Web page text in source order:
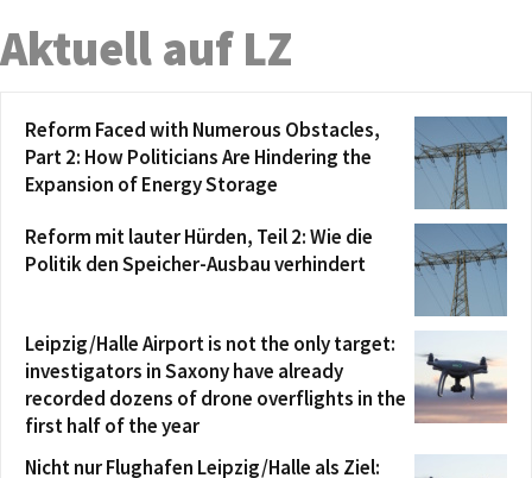
Aktuell auf LZ
Reform Faced with Numerous Obstacles,
Part 2: How Politicians Are Hindering the
Expansion of Energy Storage
Reform mit lauter Hürden, Teil 2: Wie die
Politik den Speicher-Ausbau verhindert
Leipzig/Halle Airport is not the only target:
investigators in Saxony have already
recorded dozens of drone overflights in the
first half of the year
Nicht nur Flughafen Leipzig/Halle als Ziel: